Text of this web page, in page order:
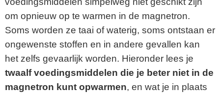
om opnieuw op te warmen in de magnetron.
Soms worden ze taai of waterig, soms ontstaan er
ongewenste stoffen en in andere gevallen kan
het zelfs gevaarlijk worden. Hieronder lees je
twaalf voedingsmiddelen die je beter niet in de
magnetron kunt opwarmen, en wat je in plaats